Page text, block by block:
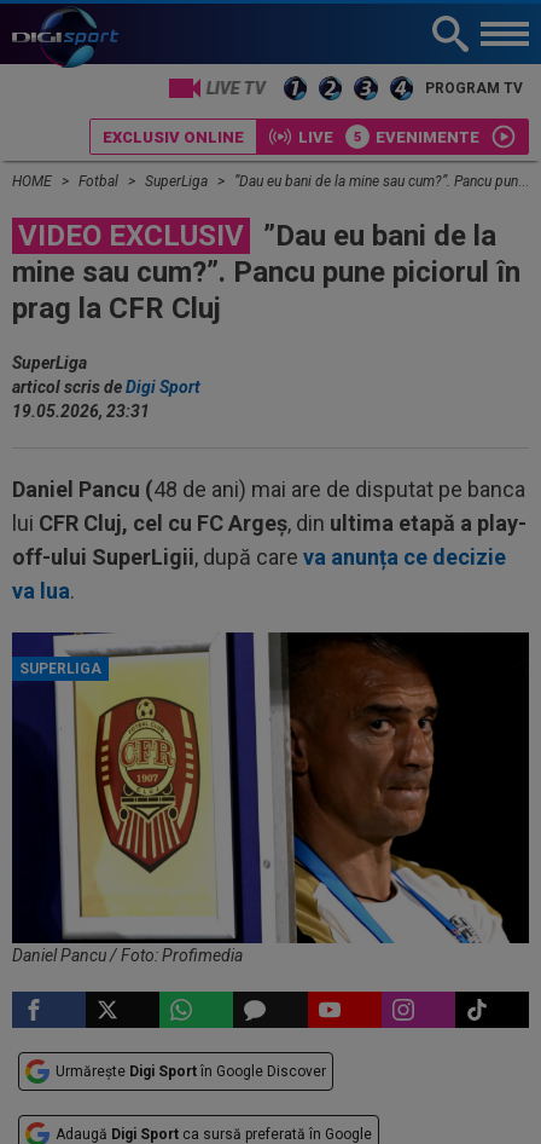
LIVE TV PROGRAM TV
EXCLUSIV ONLINE LIVE EVENIMENTE
HOME Fotbal SuperLiga ”Dau eu bani de la mine sau cum?”. Pancu pune piciorul în prag la CFR Cluj
VIDEO EXCLUSIV
”Dau eu bani de la
mine sau cum?”. Pancu pune piciorul în
prag la CFR Cluj
SuperLiga
articol scris deDigi Sport
19.05.2026, 23:31
Daniel Pancu (48 de ani) mai are de disputat pe banca
lui CFR Cluj, cel cu FC Argeș, din ultima etapă a play-
off-ului SuperLigii, după care va anunța ce decizie
va lua.
SUPERLIGA
Daniel Pancu / Foto: Profimedia
Urmărește Digi Sport în Google Discover
Adaugă Digi Sport ca sursă preferată în Google